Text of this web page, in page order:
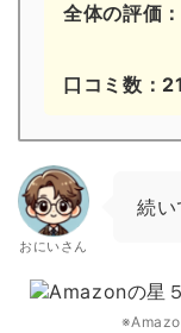
全体の評価：
口コミ数：
おにいさん
続い